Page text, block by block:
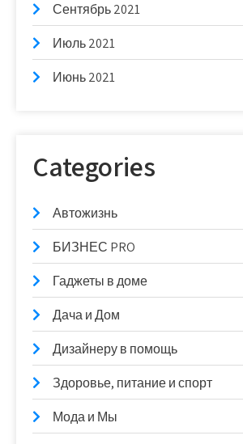
Сентябрь 2021
Июль 2021
Июнь 2021
Categories
Автожизнь
БИЗНЕС PRO
Гаджеты в доме
Дача и Дом
Дизайнеру в помощь
Здоровье, питание и спорт
Мода и Мы